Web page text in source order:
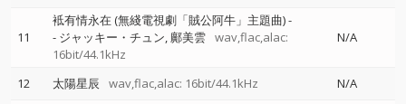
11
袛有情永在 (無綫電視劇「賊公阿牛」主題曲)-
- ジャッキー・チュン 鄺美雲 wav,flac,alac:
16bit/44.1kHz
N/A
12 太陽星辰 wav,flac,alac: 16bit/44.1kHz
N/A